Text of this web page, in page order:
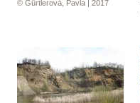
© Gürtlerová, Pavla | 2017